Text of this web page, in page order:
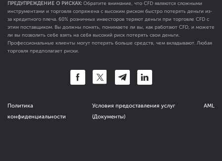
ПРЕДУПРЕЖДЕНИЕ О РИСКАХ: Обратите внимание, что CFD являются сложными
инструментами и торговля сопряжена с высоким риском быстро потерять деньги из-
за кредитного плеча. 60% розничных инвесторов теряют деньги при торговле CFD с
этим поставщиком. Вы должны понять, понимаете ли вы, как работают CFD, и можете
ли вы позволить себе взять на себя высокий риск потерять свои деньги.
Профессиональные клиенты могут потерять больше средств, чем вкладывают. Любая
торговля предполагает риски.
Политика
конфиденциальности
Условия предоставления услуг
(Документы)
AML